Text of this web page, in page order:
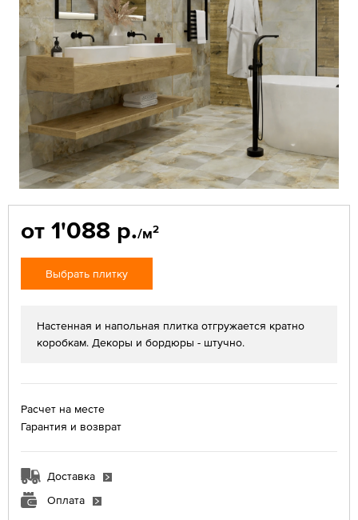
от 1'088 р./м2
Выбрать плитку
Настенная и напольная плитка отгружается кратно
коробкам. Декоры и бордюры - штучно.
Расчет на месте
Гарантия и возврат
Доставка
Оплата